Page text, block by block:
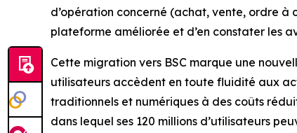
d’opération concerné (achat, vente, ordre à
plateforme améliorée et d’en constater les
Cette migration vers BSC marque une
utilisateurs accèdent en toute fluidité aux
traditionnels et numériques à des coûts
dans lequel ses 120 millions d’utilisateurs